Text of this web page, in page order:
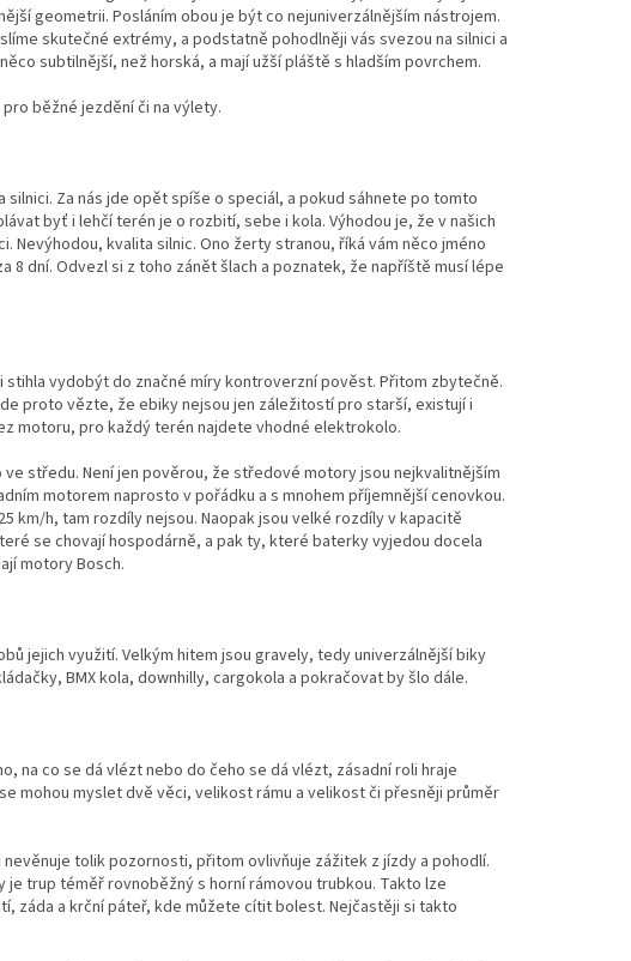
geometrii. Posláním obou je být co nejuniverzálnějším nástrojem.
skutečné extrémy, a podstatně pohodlněji vás svezou na silnici a
subtilnější, než horská, a mají užší pláště s hladším povrchem.
běžné jezdění či na výlety.
Za nás jde opět spíše o speciál, a pokud sáhnete po tomto
byť i lehčí terén je o rozbití, sebe i kola. Výhodou je, že v našich
Nevýhodou, kvalita silnic. Ono žerty stranou, říká vám něco jméno
8 dní. Odvezl si z toho zánět šlach a poznatek, že napříště musí lépe
vydobýt do značné míry kontroverzní pověst. Přitom zbytečně.
proto vězte, že ebiky nejsou jen záležitostí pro starší, existují i
motoru, pro každý terén najdete vhodné elektrokolo.
středu. Není jen pověrou, že středové motory jsou nejkvalitnějším
motorem naprosto v pořádku a s mnohem příjemnější cenovkou.
km/h, tam rozdíly nejsou. Naopak jsou velké rozdíly v kapacitě
se chovají hospodárně, a pak ty, které baterky vyjedou docela
motory Bosch.
jejich využití. Velkým hitem jsou gravely, tedy univerzálnější biky
BMX kola, downhilly, cargokola a pokračovat by šlo dále.
na co se dá vlézt nebo do čeho se dá vlézt, zásadní roli hraje
mohou myslet dvě věci, velikost rámu a velikost či přesněji průměr
tolik pozornosti, přitom ovlivňuje zážitek z jízdy a pohodlí.
trup téměř rovnoběžný s horní rámovou trubkou. Takto lze
záda a krční páteř, kde můžete cítit bolest. Nejčastěji si takto